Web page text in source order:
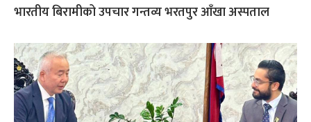
भारतीय बिरामीको उपचार गन्तव्य भरतपुर आँखा अस्पताल